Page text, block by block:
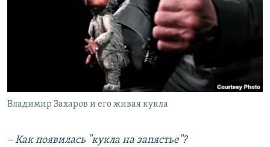
Владимир Захаров и его живая кукла
– Как появилась "кукла на запястье"?